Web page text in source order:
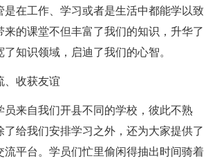
是在工作、学习或者是生活中都能学以致
来的课堂不但丰富了我们的知识，升华了
知识领域，启迪了我们的心智。
、收获友谊
员来自我们开县不同的学校，彼此不熟
了给我们安排学习之外，还为大家提供了
流平台。学员们忙里偷闲得抽出时间骑着